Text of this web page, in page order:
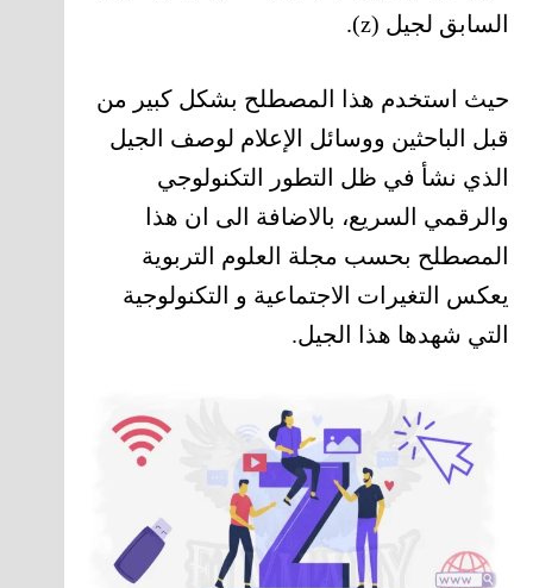
السابق لجيل (z).
حيث استخدم هذا المصطلح بشكل كبير من
قبل الباحثين ووسائل الإعلام لوصف الجيل
الذي نشأ في ظل التطور التكنولوجي
والرقمي السريع، بالاضافة الى ان هذا
المصطلح بحسب مجلة العلوم التربوية
يعكس التغيرات الاجتماعية و التكنولوجية
التي شهدها هذا الجيل.